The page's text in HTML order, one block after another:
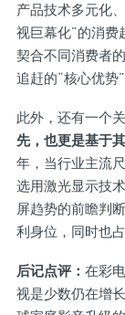
产品技术多元化
视巨幕化”的消费
契合不同消费者
追赶的“核心优势”
此外，还有一个
先，也更是基于
年，当行业主流
选用激光显示技
屏趋势的前瞻判
利身位，同时也
后记点评： 在彩
视是少数仍在增